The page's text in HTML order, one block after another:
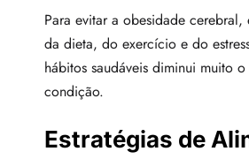
Para evitar a obesidade
da dieta, do exercício e do
hábitos saudáveis diminui muito o
condição.
Estratégias de